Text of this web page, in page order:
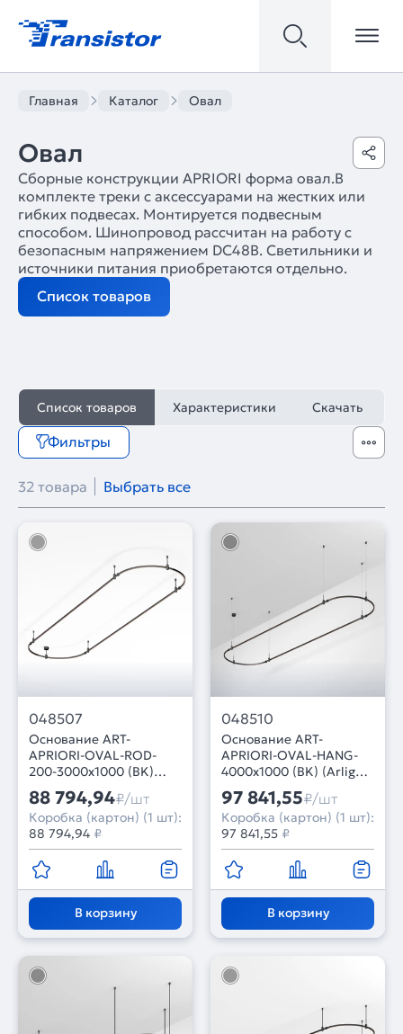
Главная Каталог Овал
Овал
Сборные конструкции APRIORI форма овал.В
комплекте треки с аксессуарами на жестких или
гибких подвесах. Монтируется подвесным
способом. Шинопровод рассчитан на работу с
безопасным напряжением DC48В. Светильники и
источники питания приобретаются отдельно.
Список товаров
Список товаров Характеристики Скачать
Фильтры
32 товара Выбрать все
048507
Основание ART-
APRIORI-OVAL-ROD-
200-3000x1000 (BK)
(Arlight, IP20 Металл, 3
года)
88 794,94₽/шт
Коробка (картон) (1 шт):
88 794,94 ₽
В корзину
048510
Основание ART-
APRIORI-OVAL-HANG-
4000x1000 (BK) (Arlight,
IP20 Металл, 3 года)
97 841,55₽/шт
Коробка (картон) (1 шт):
97 841,55 ₽
В корзину